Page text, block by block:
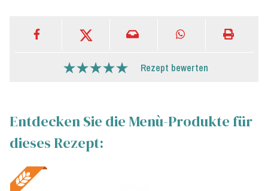
Rezept bewerten
Entdecken Sie die Menù-Produkte für
dieses Rezept: